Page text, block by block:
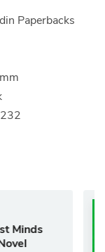
Paperbacks